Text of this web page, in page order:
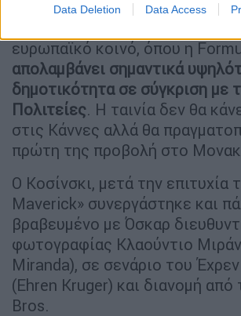
Data Deletion Data Access
ευρωπαϊκό κοινό, όπου η
απολαμβάνει σημαντικά
δημοτικότητα σε σύγκριση με
Πολιτείες. Η ταινία δεν θα
στις Κάννες αλλά θα
πρώτη της προβολή στο
Ο Κοσίνσκι, μετά την επιτυχία
Maverick» συνεργάστηκε και
βραβευμένο με Όσκαρ
φωτογραφίας Κλαούντιο
Miranda), σε σενάριο του
(Ehren Kruger) και διανομή από
Bros.